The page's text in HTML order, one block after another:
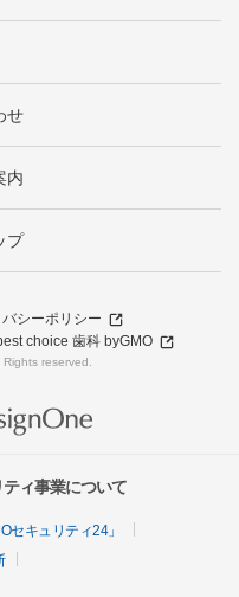
せ
内
プ
シーポリシー
choice 歯科 byGMO
reserved.
ィ事業について
セキュリティ24」